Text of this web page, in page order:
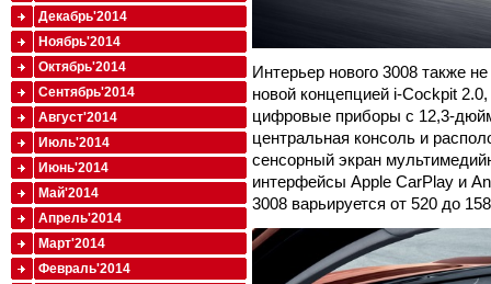
Интерьер нового 3008 также
новой концепцией i-Cockpit
цифровые приборы с 12,3-
центральная консоль и
сенсорный экран
интерфейсы Apple CarPlay и
3008 варьируется от 520 до
Декабрь'2014
Ноябрь'2014
Октябрь'2014
Сентябрь'2014
Август'2014
Июль'2014
Июнь'2014
Май'2014
Апрель'2014
Март'2014
Февраль'2014